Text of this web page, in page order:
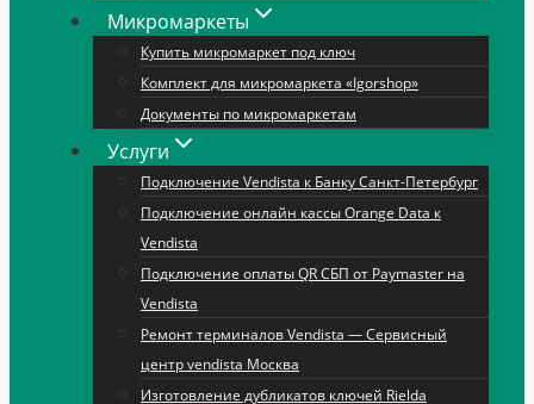
Микромаркеты
Купить микромаркет под ключ
Комплект для микромаркета «Igorshop»
Документы по микромаркетам
Услуги
Подключение Vendista к Банку Санкт-Петербург
Подключение онлайн кассы Orange Data к
Vendista
Подключение оплаты QR СБП от Paymaster на
Vendista
Ремонт терминалов Vendista — Сервисный
центр vendista Москва
Изготовление дубликатов ключей Rielda